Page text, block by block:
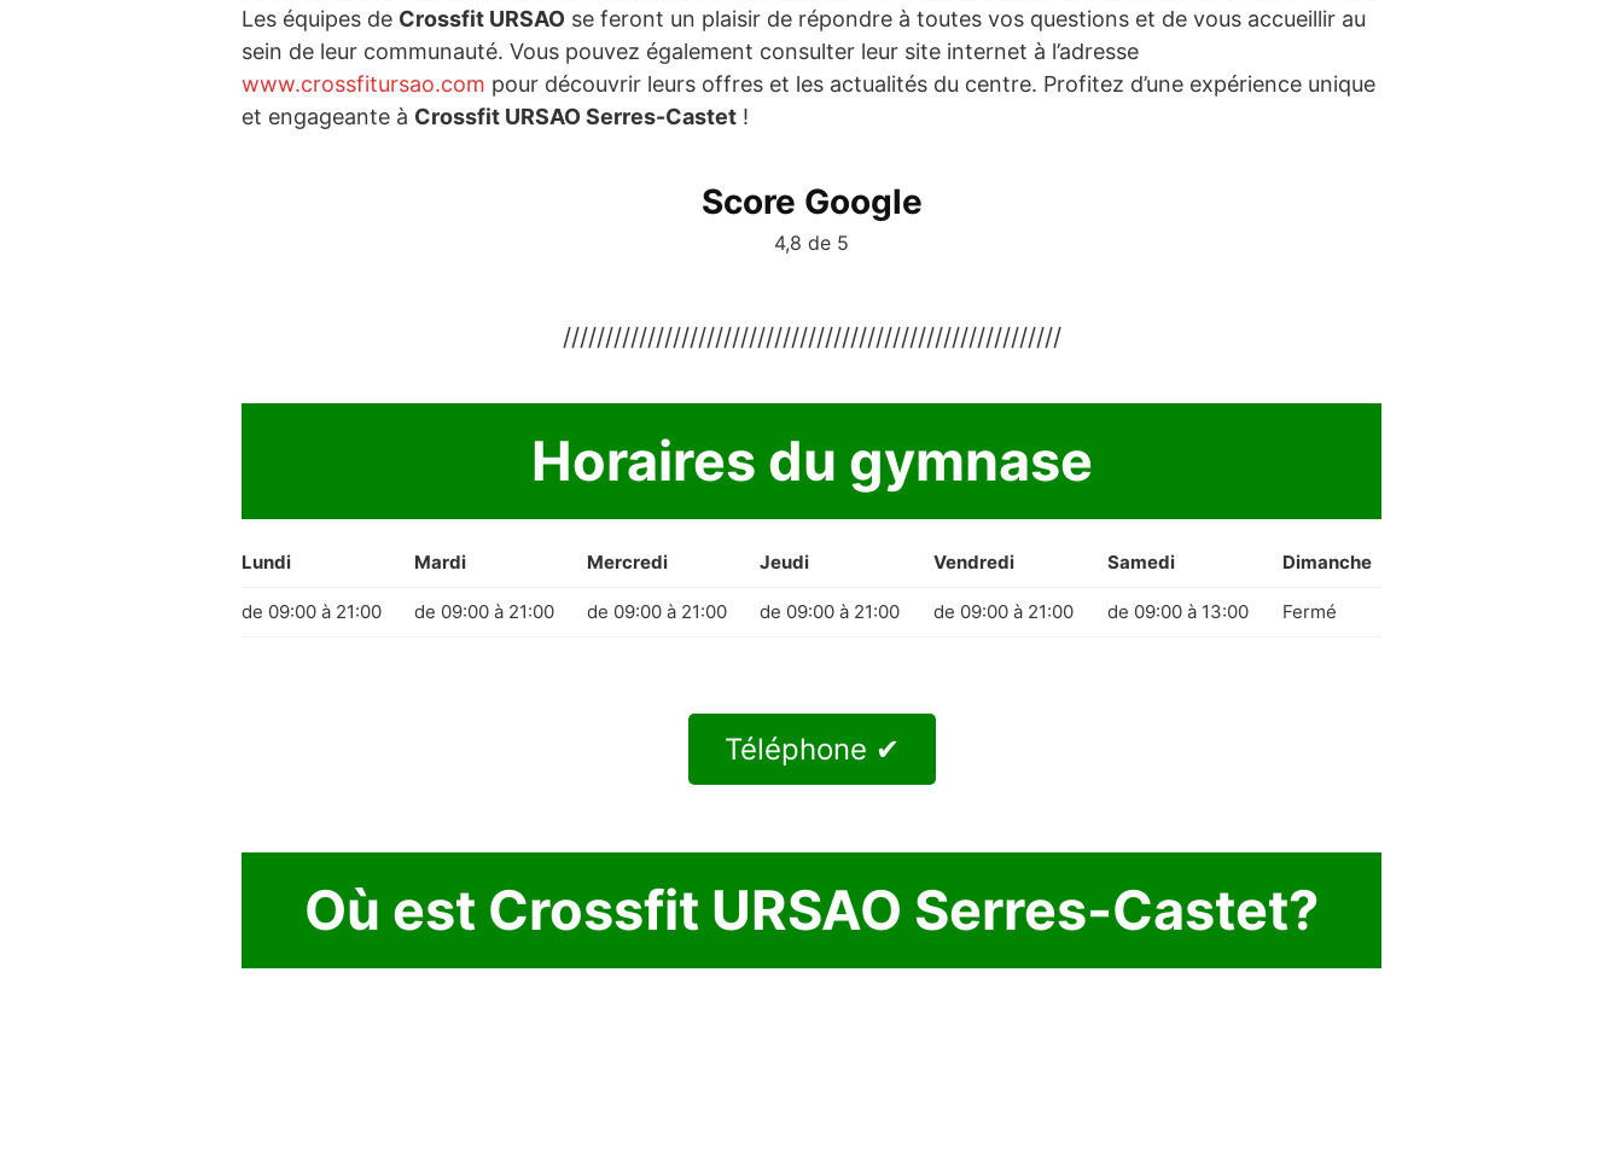
Les équipes de Crossfit URSAO se feront un plaisir de répondre à toutes vos questions et de vous accueillir au
sein de leur communauté. Vous pouvez également consulter leur site internet à l’adresse
www.crossfitursao.com pour découvrir leurs offres et les actualités du centre. Profitez d’une expérience unique
et engageante à Crossfit URSAO Serres-Castet !
Score Google
4,8 de 5
///////////////////////////////////////////////////////////
Horaires du gymnase
Lundi Mardi Mercredi Jeudi Vendredi Samedi Dimanche
de 09:00 à 21:00 de 09:00 à 21:00 de 09:00 à 21:00 de 09:00 à 21:00 de 09:00 à 21:00 de 09:00 à 13:00 Fermé
Téléphone ✔
Où est Crossfit URSAO Serres-Castet?